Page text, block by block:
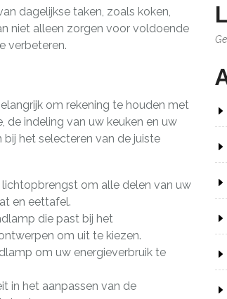
dagelijkse taken, zoals koken,
niet alleen zorgen voor voldoende
verbeteren.
om rekening te houden met
indeling van uw keuken en uw
het selecteren van de juiste
om alle delen van uw
en eettafel.
die past bij het
om uit te kiezen.
om uw energieverbruik te
in het aanpassen van de